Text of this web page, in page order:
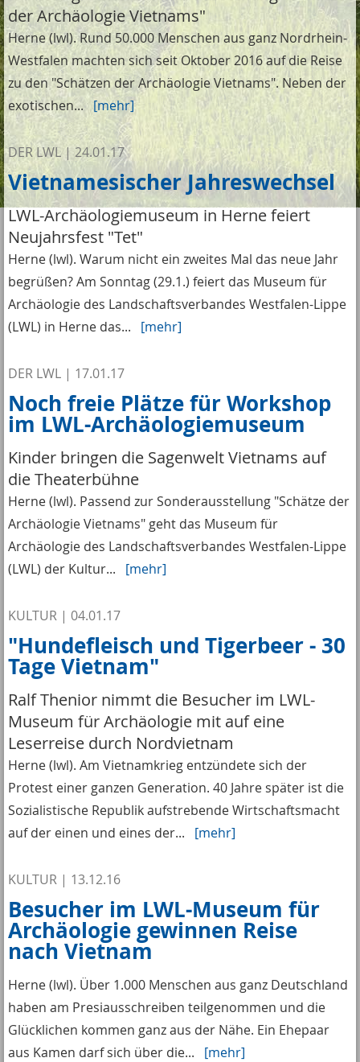
der Archäologie Vietnams"
Herne (lwl). Rund 50.000 Menschen aus ganz Nordrhein-
Westfalen machten sich seit Oktober 2016 auf die Reise
zu den "Schätzen der Archäologie Vietnams". Neben der
exotischen...[mehr]
DER LWL|24.01.17
Vietnamesischer Jahreswechsel
LWL-Archäologiemuseum in Herne feiert
Neujahrsfest "Tet"
Herne (lwl). Warum nicht ein zweites Mal das neue Jahr
begrüßen? Am Sonntag (29.1.) feiert das Museum für
Archäologie des Landschaftsverbandes Westfalen-Lippe
(LWL) in Herne das... [mehr]
DER LWL | 17.01.17
Noch freie Plätze für Workshop
im LWL-Archäologiemuseum
Kinder bringen die Sagenwelt Vietnams auf
die Theaterbühne
Herne (lwl). Passend zur Sonderausstellung "Schätze der
Archäologie Vietnams" geht das Museum für
Archäologie des Landschaftsverbandes Westfalen-Lippe
(LWL) der Kultur... [mehr]
KULTUR | 04.01.17
"Hundefleisch und Tigerbeer - 30
Tage Vietnam"
Ralf Thenior nimmt die Besucher im LWL-
Museum für Archäologie mit auf eine
Leserreise durch Nordvietnam
Herne (lwl). Am Vietnamkrieg entzündete sich der
Protest einer ganzen Generation. 40 Jahre später ist die
Sozialistische Republik aufstrebende Wirtschaftsmacht
auf der einen und eines der... [mehr]
KULTUR | 13.12.16
Besucher im LWL-Museum für
Archäologie gewinnen Reise
nach Vietnam
Herne (lwl). Über 1.000 Menschen aus ganz Deutschland
haben am Presiausschreiben teilgenommen und die
Glücklichen kommen ganz aus der Nähe. Ein Ehepaar
aus Kamen darf sich über die... [mehr]